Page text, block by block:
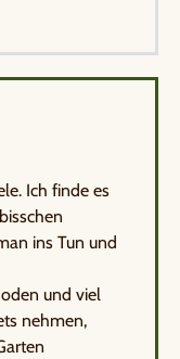
Ich finde es
ins Tun und
und viel
nehmen,